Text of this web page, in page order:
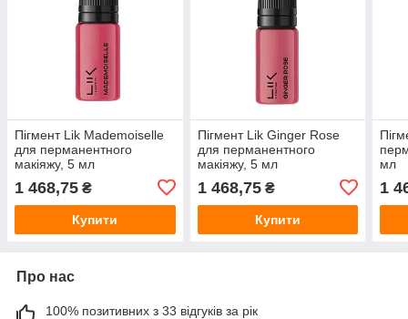
Пігмент Lik Mademoiselle
для перманентного
макіяжу, 5 мл
1 468,75 ₴
Купити
Пігмент Lik Ginger Rose
для перманентного
макіяжу, 5 мл
1 468,75₴
Купити
мл
1
Про нас
100% позитивних з 33 відгуків за рік